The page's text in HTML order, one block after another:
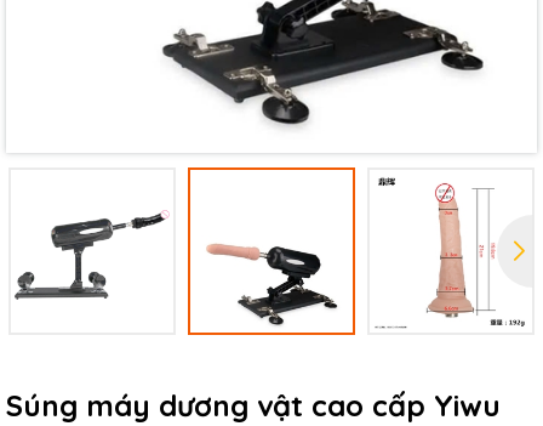
Súng máy dương vật cao cấp Yiwu